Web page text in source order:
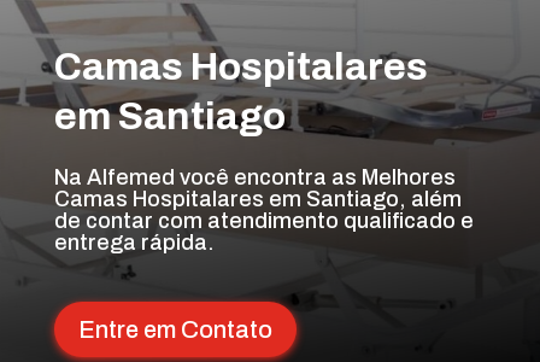
Camas Hospitalares
em Santiago
Na Alfemed você encontra as Melhores
Camas Hospitalares em Santiago, além
de contar com atendimento qualificado e
entrega rápida.
Entre em Contato